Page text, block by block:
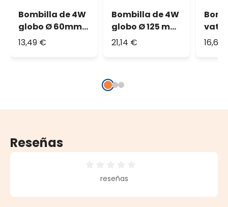
Bombilla de 4W
globo Ø 60mm
colgante, 2
13,49 €
Bombilla de 4W
globo Ø 125 mm
colgante, 3
21,14 €
95
16,64
Reseñas
Calificación promedio de 0 de 5 estrellas
reseñas